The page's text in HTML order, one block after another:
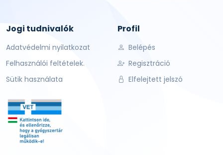
Jogi tudnivalók
Adatvédelmi nyilatkozat
Felhasználói feltételek.
Sütik használata
Profil
Belépés
Regisztráció
Elfelejtett jelszó